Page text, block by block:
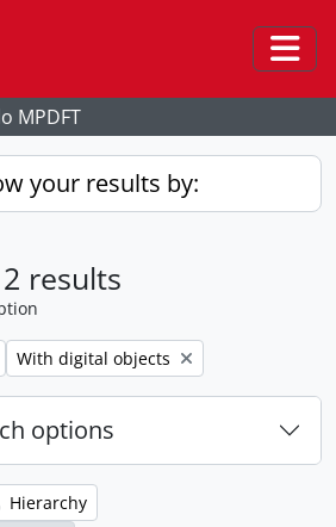
MPDFT
your results by:
results
Remove filter:
With digital objects
options
Hierarchy